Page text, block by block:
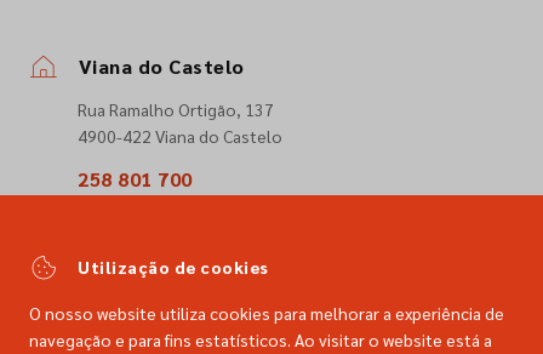
Viana do Castelo
Rua Ramalho Ortigão, 137
4900-422 Viana do Castelo
258 801 700
comercial@dimacer.com
Utilização de cookies
O nosso website utiliza cookies para melhorar a experiência de
navegação e para fins estatísticos. Ao visitar o website está a